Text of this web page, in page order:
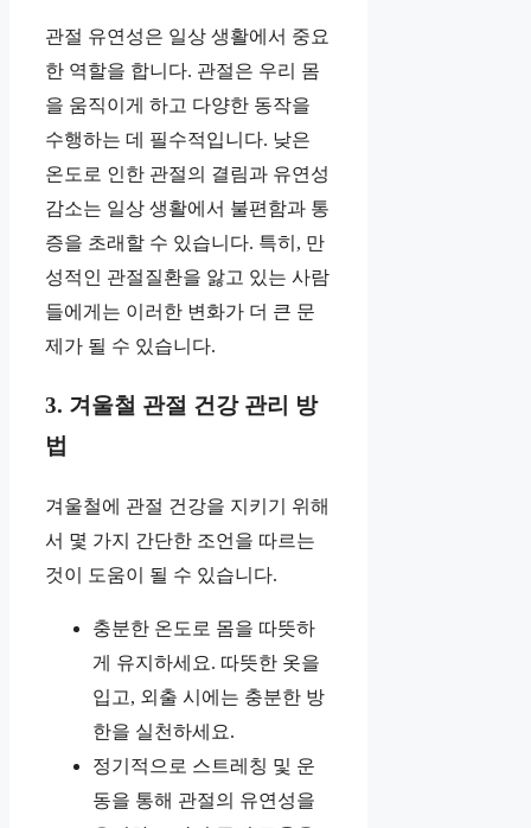
관절 유연성은 일상 생활에서 중요
한 역할을 합니다. 관절은 우리 몸
을 움직이게 하고 다양한 동작을
수행하는 데 필수적입니다. 낮은
온도로 인한 관절의 결림과 유연성
감소는 일상 생활에서 불편함과 통
증을 초래할 수 있습니다. 특히, 만
성적인 관절질환을 앓고 있는 사람
들에게는 이러한 변화가 더 큰 문
제가 될 수 있습니다.
3. 겨울철 관절 건강 관리 방
법
겨울철에 관절 건강을 지키기 위해
서 몇 가지 간단한 조언을 따르는
것이 도움이 될 수 있습니다.
충분한 온도로 몸을 따뜻하
게 유지하세요. 따뜻한 옷을
입고, 외출 시에는 충분한 방
한을 실천하세요.
정기적으로 스트레칭 및 운
동을 통해 관절의 유연성을